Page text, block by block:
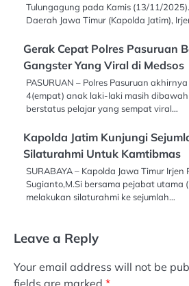
Tulungagung pada Kamis (13/11/
Daerah Jawa Timur (Kapolda Jatim),
Gerak Cepat Polres Pasuruan
Gangster Yang Viral di Medsos
PASURUAN – Polres Pasuruan
4(empat) anak laki-laki masih dibawah
berstatus pelajar yang sempat viral…
Kapolda Jatim Kunjungi
Silaturahmi Untuk Kamtibmas
SURABAYA – Kapolda Jawa Timur Irjen
Sugianto,M.Si bersama pejabat utama
melakukan silaturahmi ke sejumlah…
Leave a Reply
Your email address will not be
fields are marked *